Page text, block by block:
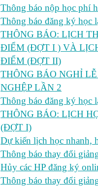
Thông báo nộp học phí
Thông báo đăng ký học
THÔNG BÁO: LỊCH
ĐIỂM (ĐỢT I ) VÀ
ĐIỂM (ĐỢT II)
THÔNG BÁO NGHỈ
NGHỆP LẦN 2
Thông báo đăng ký học
THÔNG BÁO: LỊCH
(ĐỢT I)
Dự kiến lịch học nhanh,
Thông báo thay đổi
Hủy các HP đăng ký
Thông báo thay đổi